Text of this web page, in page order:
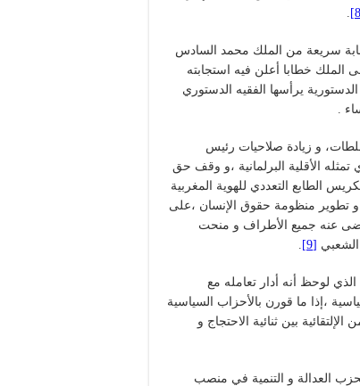
سريعة من الملك محمد السادس
انطلقت في 20 فبراير 2011 ،ففي 9 مارس ألقى الملك خطابا أعلن فيه استجابته
يرأسها الفقيه الدستوري
.
و زيادة صلاحيات رئيس
الأقلية البرلمانية ،و وقف حق
الطابع التعددي للهوية المغربية
تطوير منظومة حقوق الإنسان ،على
عنه جميع الأطراف و منحت
الشعبي [9]
و التنمية الذي لوحظ أنه أدار تعامله مع
،إذا ما قورن بالأحزاب السياسية
بين ثنائية الاحتجاج و
العدالة و التنمية في منصب